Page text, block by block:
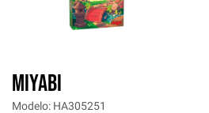
MIYABI
Modelo: HA305251